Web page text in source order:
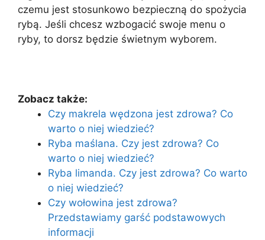
czemu jest stosunkowo bezpieczną do spożycia
rybą. Jeśli chcesz wzbogacić swoje menu o
ryby, to dorsz będzie świetnym wyborem.
Zobacz także:
Czy makrela wędzona jest zdrowa? Co
warto o niej wiedzieć?
Ryba maślana. Czy jest zdrowa? Co
warto o niej wiedzieć?
Ryba limanda. Czy jest zdrowa? Co warto
o niej wiedzieć?
Czy wołowina jest zdrowa?
Przedstawiamy garść podstawowych
informacji